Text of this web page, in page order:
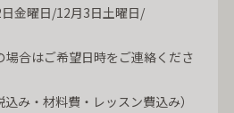
金曜日/12月3日土曜日/
合はご希望日時をご連絡くださ
み・材料費・レッスン費込み）